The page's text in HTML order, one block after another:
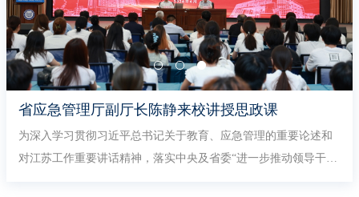
省应急管理厅副厅长陈静来校讲授思政课
为深入学习贯彻习近平总书记关于教育、应急管理的重要论述和
对江苏工作重要讲话精神，落实中央及省委“进一步推动领导干部